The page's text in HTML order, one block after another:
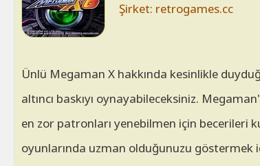
Şirket: retrogames.cc
Ünlü Megaman X hakkında kesinlikle
altıncı baskıyı oynayabileceksiniz.
en zor patronları yenebilmen için becerileri
oyunlarında uzman olduğunuzu göstermek